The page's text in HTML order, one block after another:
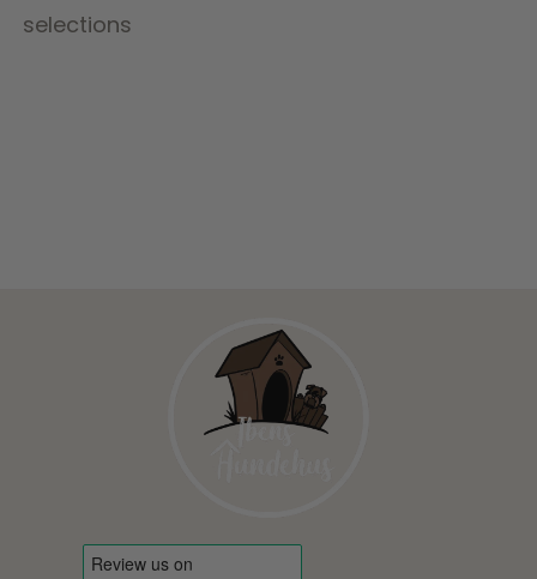
selections